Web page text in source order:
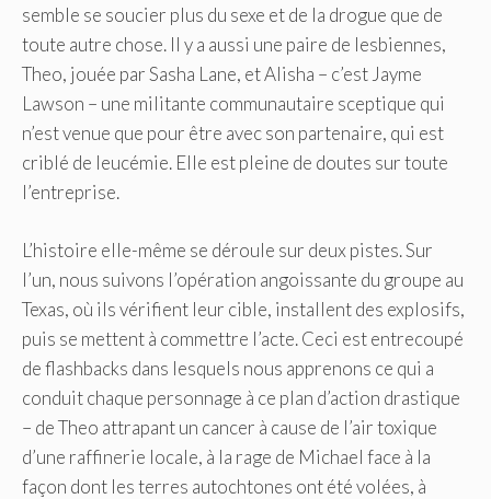
semble se soucier plus du sexe et de la drogue que de
toute autre chose. Il y a aussi une paire de lesbiennes,
Theo, jouée par Sasha Lane, et Alisha – c’est Jayme
Lawson – une militante communautaire sceptique qui
n’est venue que pour être avec son partenaire, qui est
criblé de leucémie. Elle est pleine de doutes sur toute
l’entreprise.
L’histoire elle-même se déroule sur deux pistes. Sur
l’un, nous suivons l’opération angoissante du groupe au
Texas, où ils vérifient leur cible, installent des explosifs,
puis se mettent à commettre l’acte. Ceci est entrecoupé
de flashbacks dans lesquels nous apprenons ce qui a
conduit chaque personnage à ce plan d’action drastique
– de Theo attrapant un cancer à cause de l’air toxique
d’une raffinerie locale, à la rage de Michael face à la
façon dont les terres autochtones ont été volées, à